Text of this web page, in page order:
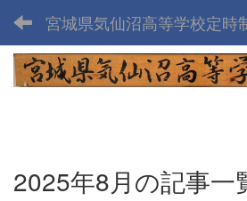
宮城県気仙沼高等学校定時
2025年8月の記事一